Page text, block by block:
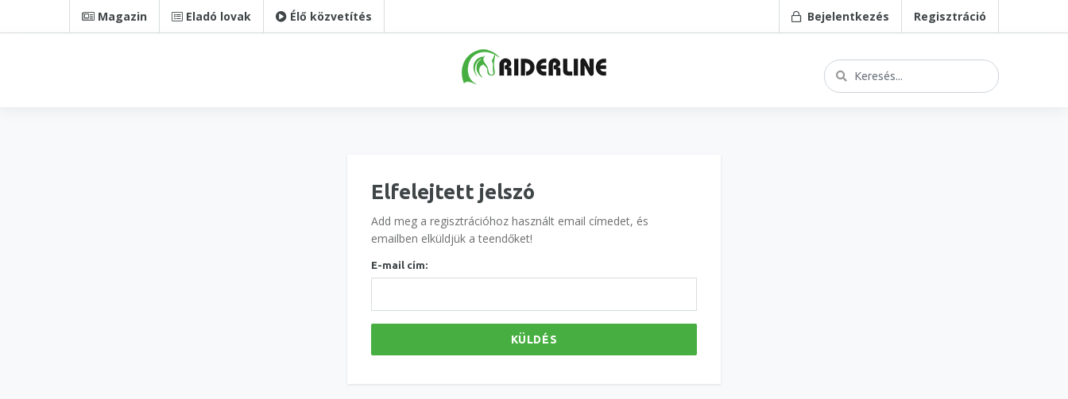
Magazin Eladó lovak Élő közvetítés Bejelentkezés Regisztráció
Elfelejtett jelszó
Add meg a regisztrációhoz használt email címedet, és
emailben elküldjük a teendőket!
E-mail cím:
KÜLDÉS